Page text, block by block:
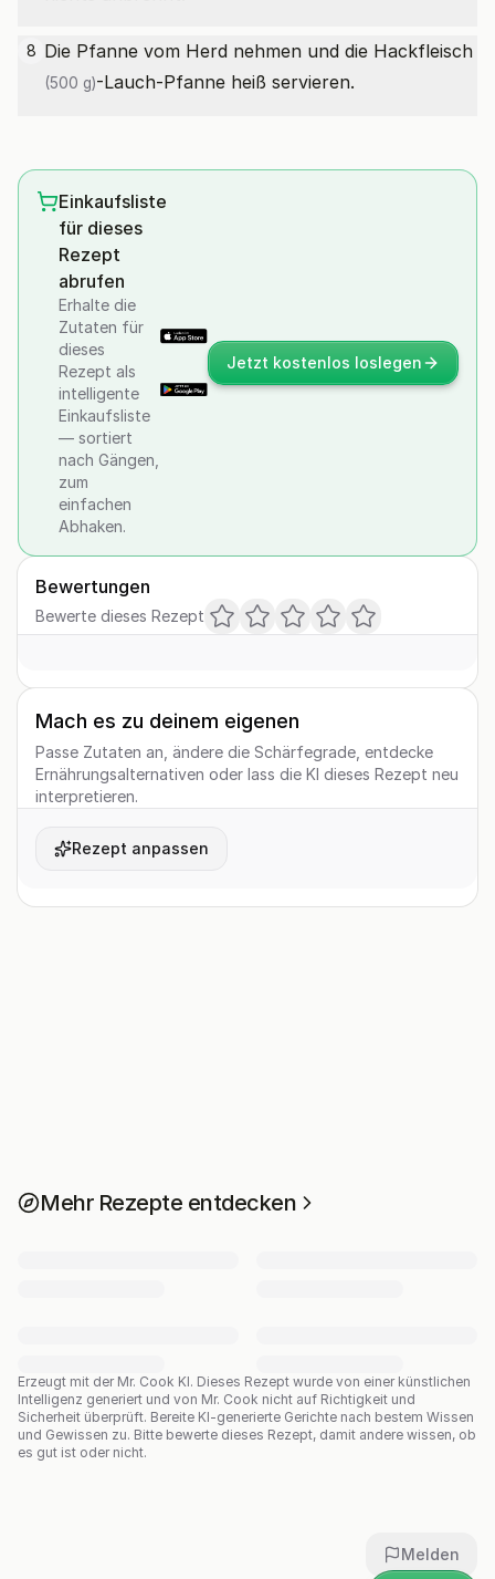
8 Die Pfanne vom Herd nehmen und die Hackfleisch
(500 g)-Lauch-Pfanne heiß servieren.
Einkaufsliste
für dieses
Rezept
abrufen
Erhalte die
Zutaten für
dieses
Rezept als
intelligente
Einkaufsliste
— sortiert
nach Gängen,
zum
einfachen
Abhaken.
Jetzt kostenlos loslegen
Bewertungen
Bewerte dieses Rezept
Mach es zu deinem eigenen
Passe Zutaten an, ändere die Schärfegrade, entdecke
Ernährungsalternativen oder lass die KI dieses Rezept neu
interpretieren.
Rezept anpassen
Mehr Rezepte entdecken
Erzeugt mit der Mr. Cook KI. Dieses Rezept wurde von einer künstlichen
Intelligenz generiert und von Mr. Cook nicht auf Richtigkeit und
Sicherheit überprüft. Bereite KI-generierte Gerichte nach bestem Wissen
und Gewissen zu. Bitte bewerte dieses Rezept, damit andere wissen, ob
es gut ist oder nicht.
Melden